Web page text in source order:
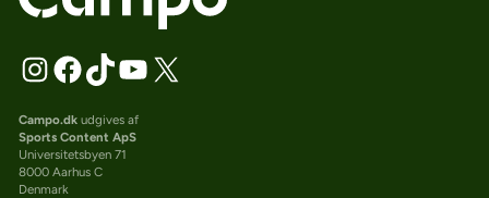
Campo.dkudgives af
Sports Content ApS
Universitetsbyen 71
8000 Aarhus C
Denmark